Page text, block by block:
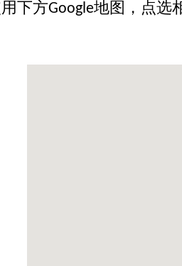
下方Google地图，点选